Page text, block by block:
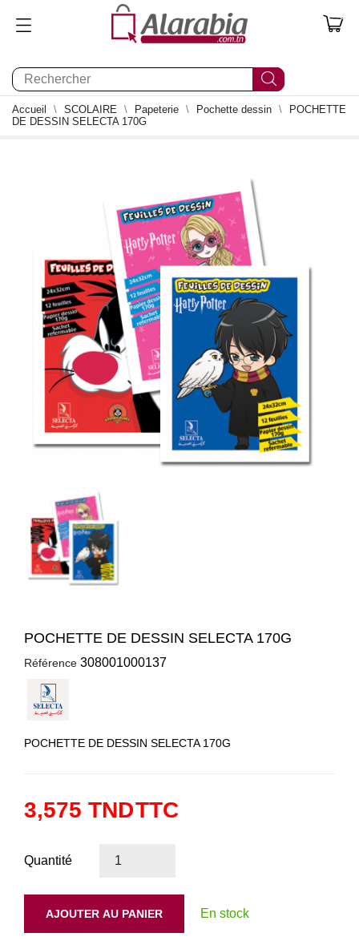
0
Accueil SCOLAIRE Papeterie Pochette dessin
POCHETTE
DE DESSIN SELECTA 170G
POCHETTE DE DESSIN SELECTA 170G
Référence 308001000137
POCHETTE DE DESSIN SELECTA 170G
3,575 TNDTTC
Quantité
AJOUTER AU PANIER En stock